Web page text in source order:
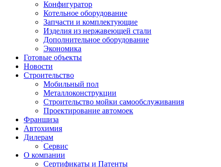
Конфигуратор
Котельное оборудование
Запчасти и комплектующие
Изделия из нержавеющей стали
Дополнительное оборудование
Экономика
Готовые объекты
Новости
Строительство
Мобильный пол
Металлоконструкции
Строительство мойки самообслуживания
Проектирование автомоек
Франшиза
Автохимия
Дилерам
Сервис
О компании
Сертификаты и Патенты